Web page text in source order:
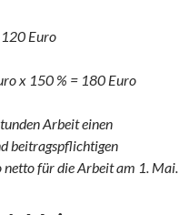
Euro
x 150 % = 180 Euro
Arbeit einen
beitragspflichtigen
für die Arbeit am 1. Mai.